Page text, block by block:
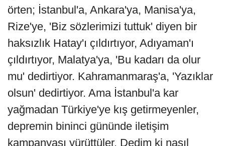
örten; İstanbul'a, Ankara'ya, Manisa'ya,
Rize'ye, 'Biz sözlerimizi tuttuk' diyen bir
haksızlık Hatay'ı çıldırtıyor, Adıyaman'ı
çıldırtıyor, Malatya'ya, 'Bu kadarı da olur
mu' dedirtiyor. Kahramanmaraş'a, 'Yazıklar
olsun' dedirtiyor. Ama İstanbul'a kar
yağmadan Türkiye'ye kış getirmeyenler,
depremin bininci gününde iletişim
kampanyası yürüttüler. Dedim ki nasıl